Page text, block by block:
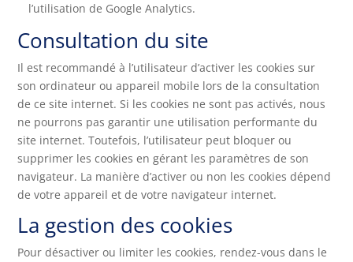
l’utilisation de Google Analytics.
Consultation du site
Il est recommandé à l’utilisateur d’activer les cookies sur
son ordinateur ou appareil mobile lors de la consultation
de ce site internet. Si les cookies ne sont pas activés, nous
ne pourrons pas garantir une utilisation performante du
site internet. Toutefois, l’utilisateur peut bloquer ou
supprimer les cookies en gérant les paramètres de son
navigateur. La manière d’activer ou non les cookies dépend
de votre appareil et de votre navigateur internet.
La gestion des cookies
Pour désactiver ou limiter les cookies, rendez-vous dans le